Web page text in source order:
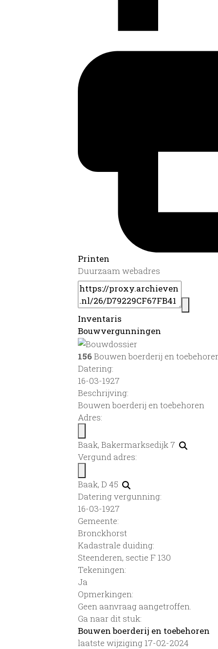
Printen
Duurzaam webadres
Inventaris
Bouwvergunningen
156Bouwen boerderij en
Datering:
16-03-1927
Beschrijving:
Bouwen boerderij en toebehoren
Adres:
Baak, Bakermarksedijk 7
Vergund adres:
Baak, D 45
Datering vergunning:
16-03-1927
Gemeente:
Bronckhorst
Kadastrale duiding:
Steenderen, sectie F 130
Tekeningen:
Ja
Opmerkingen:
Geen aanvraag aangetroffen.
Ga naar dit stuk:
Bouwen boerderij en toebehoren
laatste wijziging 17-02-2024